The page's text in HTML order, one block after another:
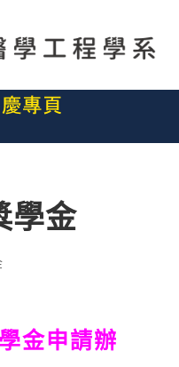
學金
金申請辦